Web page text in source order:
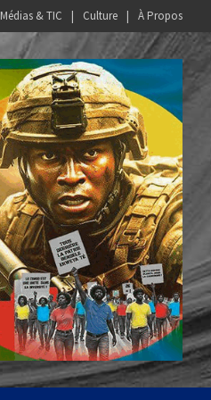
Médias & TIC Culture À Propos